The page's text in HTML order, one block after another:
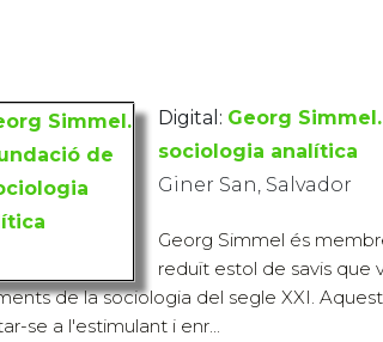
Digital: Georg
sociologia analítica
Giner San, Salvador
Georg Simmel és
reduït estol de savis que
de la sociologia del segle XXI.
se a l'estimulant i enr...